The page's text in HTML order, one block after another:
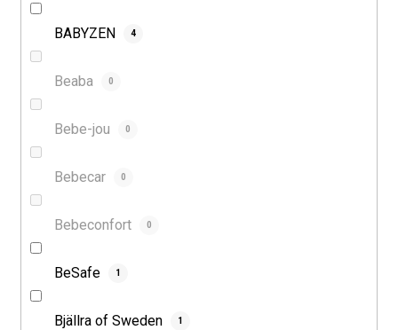
BABYZEN 4
Beaba 0
Bebe-jou 0
Bebecar 0
Bebeconfort 0
BeSafe 1
Bjällra of Sweden 1